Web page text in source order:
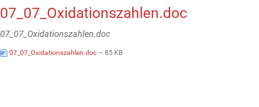
07_07_Oxidationszahlen.doc
07_07_Oxidationszahlen.doc
07_07_Oxidationszahlen.doc— 85 KB